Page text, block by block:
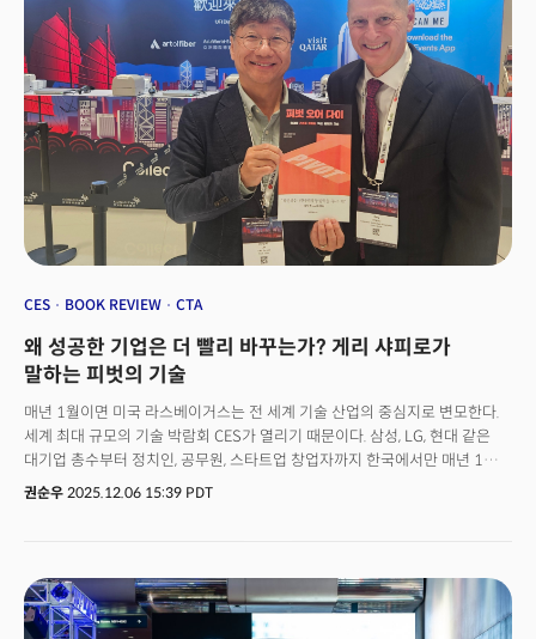
CES BOOK REVIEW CTA
왜 성공한 기업은 더 빨리 바꾸는가? 게리 샤피로가
말하는 피벗의 기술
매년 1월이면 미국 라스베이거스는 전 세계 기술 산업의 중심지로 변모한다.
세계 최대 규모의 기술 박람회 CES가 열리기 때문이다. 삼성, LG, 현대 같은
대기업 총수부터 정치인, 공무원, 스타트업 창업자까지 한국에서만 매년 1만
명 이상이 이 행사를 찾는다. CES 기간 전후로 한국 언론과 소셜미디어는
샤피로는 1995년부터 CTA(Consumer Technology Association) CEO로
재직하며 CES를 오늘날의 모습으로 키워냈다. 그가 40년간 기술 산업의
최전선에서 목격한 혁신과 몰락의 패턴을 한 권의 책에 담았다.'피벗 오어 다이
권순우 2025.12.06 15:39 PDT